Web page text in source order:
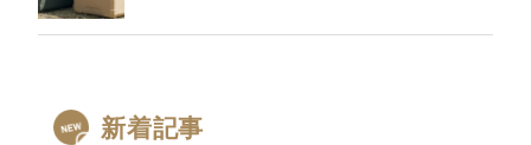
新着記事